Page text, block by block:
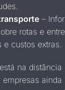
–
rotas e
e custos extras.
na distância
empresas